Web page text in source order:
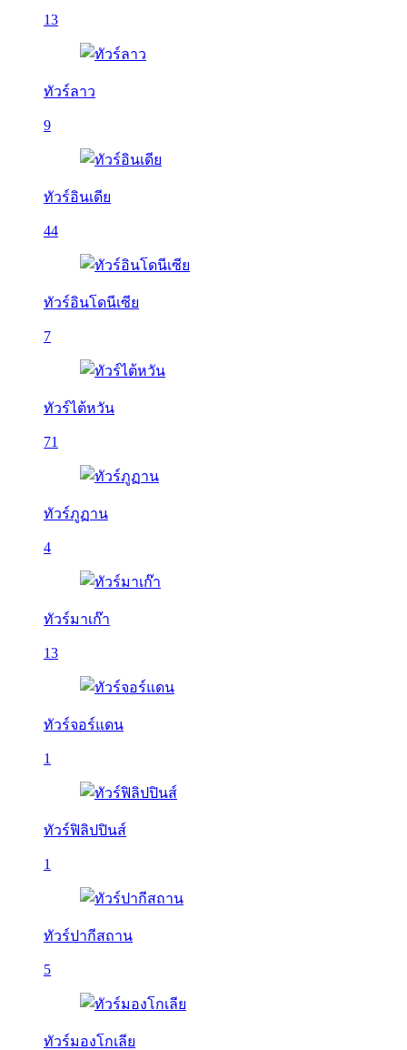
13
ทัวร์ลาว
9
ทัวร์อินเดีย
44
ทัวร์อินโดนีเซีย
7
ทัวร์ไต้หวัน
71
ทัวร์ภูฏาน
4
ทัวร์มาเก๊า
13
ทัวร์จอร์แดน
1
ทัวร์ฟิลิปปินส์
1
ทัวร์ปากีสถาน
5
ทัวร์มองโกเลีย